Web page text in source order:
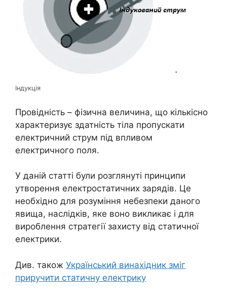
Індукція
Провідність – фізична величина, що кількісно
характеризує здатність тіла пропускати
електричний струм під впливом
електричного поля.
У даній статті були розглянуті принципи
утворення електростатичних зарядів. Це
необхідно для розуміння небезпеки даного
явища, наслідків, яке воно викликає і для
вироблення стратегії захисту від статичної
електрики.
Див. також Український винахідник зміг
приручити статичну електрику